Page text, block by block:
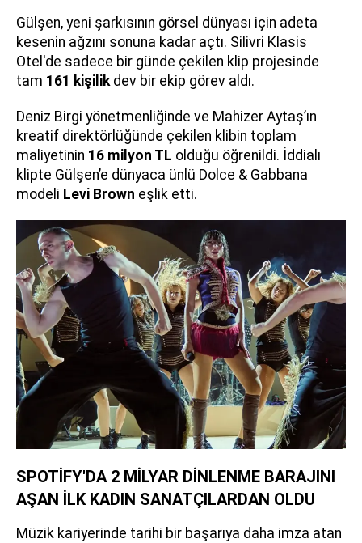
Gülşen, yeni şarkısının görsel dünyası için adeta
kesenin ağzını sonuna kadar açtı. Silivri Klasis
Otel'de sadece bir günde çekilen klip projesinde
tam 161 kişilikdev bir ekip görev aldı.
Deniz Birgi yönetmenliğinde ve Mahizer Aytaş’ın
kreatif direktörlüğünde çekilen klibin toplam
maliyetinin 16 milyon TL olduğu öğrenildi. İddialı
klipte Gülşen’e dünyaca ünlü Dolce & Gabbana
modeli Levi Brown eşlik etti.
SPOTİFY'DA 2 MİLYAR DİNLENME BARAJINI
AŞAN İLK KADIN SANATÇILARDAN OLDU
Müzik kariyerinde tarihi bir başarıya daha imza atan